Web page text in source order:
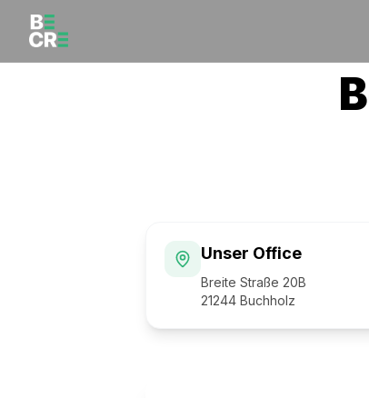
Unser Office
Breite Straße 20B
21244 Buchholz